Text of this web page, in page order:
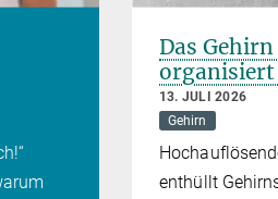
Das
13. JULI 2026
Gehirn
enthüllt